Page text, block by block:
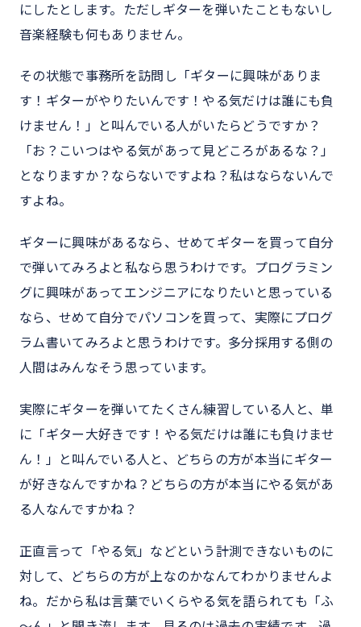
にしたとします。ただしギターを弾いたこともないし
音楽経験も何もありません。
その状態で事務所を訪問し「ギターに興味がありま
す！ギターがやりたいんです！やる気だけは誰にも負
けません！」と叫んでいる人がいたらどうですか？
「お？こいつはやる気があって見どころがあるな？」
となりますか？ならないですよね？私はならないんで
すよね。
ギターに興味があるなら、せめてギターを買って自分
で弾いてみろよと私なら思うわけです。プログラミン
グに興味があってエンジニアになりたいと思っている
なら、せめて自分でパソコンを買って、実際にプログ
ラム書いてみろよと思うわけです。多分採用する側の
人間はみんなそう思っています。
実際にギターを弾いてたくさん練習している人と、単
に「ギター大好きです！やる気だけは誰にも負けませ
ん！」と叫んでいる人と、どちらの方が本当にギター
が好きなんですかね？どちらの方が本当にやる気があ
る人なんですかね？
正直言って「やる気」などという計測できないものに
対して、どちらの方が上なのかなんてわかりませんよ
ね。だから私は言葉でいくらやる気を語られても「ふ